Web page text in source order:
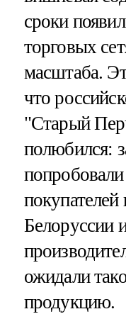
сроки
торговых
масштаба.
что
"Старый
полюбился:
покупателей
Белоруссии
ожидали
продукцию.